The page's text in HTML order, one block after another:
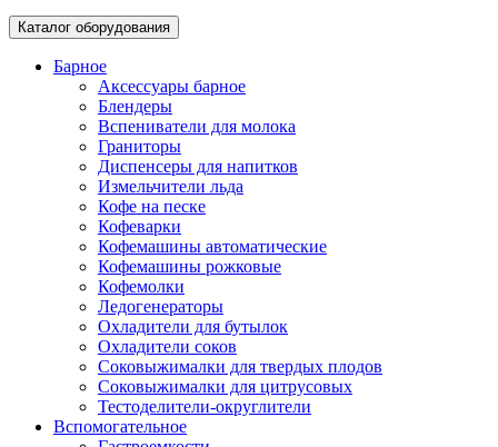
Каталог оборудования
Барное
Аксессуары барное
Блендеры
Вспениватели для молока
Граниторы
Диспенсеры для напитков
Измельчители льда
Кофе на песке
Кофеварки
Кофемашины автоматические
Кофемашины рожковые
Кофемолки
Ледогенераторы
Охладители для бутылок
Охладители соков
Соковыжималки для твердых плодов
Соковыжималки для цитрусовых
Тестоделители-округлители
Вспомогательное